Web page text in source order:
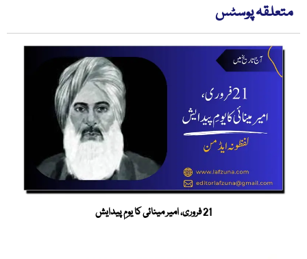
متعلقہ پوسٹس
21 فروری، امیر مینائی کا یومِ پیدایش